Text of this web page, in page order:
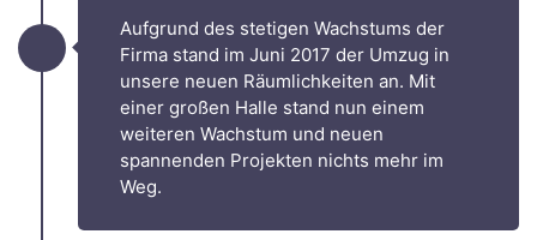
Aufgrund des stetigen Wachstums der
Firma stand im Juni 2017 der Umzug in
unsere neuen Räumlichkeiten an. Mit
einer großen Halle stand nun einem
weiteren Wachstum und neuen
spannenden Projekten nichts mehr im
Weg.